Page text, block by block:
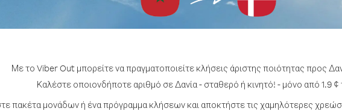
Με το Viber Out μπορείτε να πραγματοποιείτε κλήσεις άριστης ποιότητας προς
Καλέστε οποιονδήποτε αριθμό σε Δανία - σταθερό ή κινητό! - μόνο από 1.9 ¢
πακέτα μονάδων ή ένα πρόγραμμα κλήσεων και αποκτήστε τις χαμηλότερες